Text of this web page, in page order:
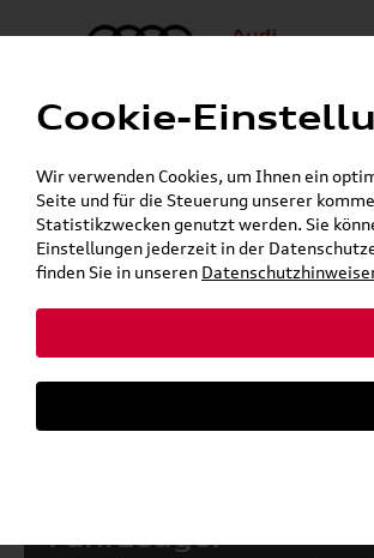
Menü
24h-Pannenhilfe:+49 (0)171 / 870 72 87
Gerade geöffnet
Verkauf:Mo. - Fr. 08:00 - 19:00 Uhr Sa. 09:00 -
Service:Mo. - Fr. 06:00 - 20:00 Uhr Sa. 08:00 -
Zurück zur Startseite
Fahrzeuge:
Cookie-
Wir verwenden Cookies, um Ihnen ein
Seite und für die Steuerung unserer
Statistikzwecken genutzt werden. Sie
Einstellungen jederzeit in der
finden Sie in unseren